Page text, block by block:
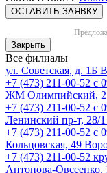
ОСТАВИТЬ ЗАЯВКУ
Закрыть
Все филиалы
ул. Советская, д. 1Б
+7 (473) 211-00-52 с
ЖМ Олимпийский, 2
+7 (473) 211-00-52 с
Ленинский пр-т, 28/1
+7 (473) 211-00-52 с
Кольцовская, 49
+7 (473) 211-00-52
Антонова-Овсеенко,